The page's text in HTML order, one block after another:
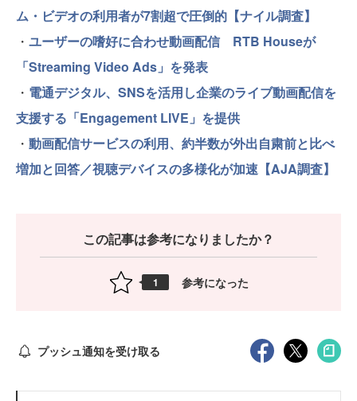
ム・ビデオの利用者が7割超で圧倒的【ナイル調査】
・ ユーザーの嗜好に合わせ動画配信 RTB Houseが
「Streaming Video Ads」を発表
・ 電通デジタル、SNSを活用し企業のライブ動画配信を
支援する「Engagement LIVE」を提供
・ 動画配信サービスの利用、約半数が外出自粛前と比べ
増加と回答／視聴デバイスの多様化が加速【AJA調査】
この記事は参考になりましたか？
1 参考になった
プッシュ通知を受け取る